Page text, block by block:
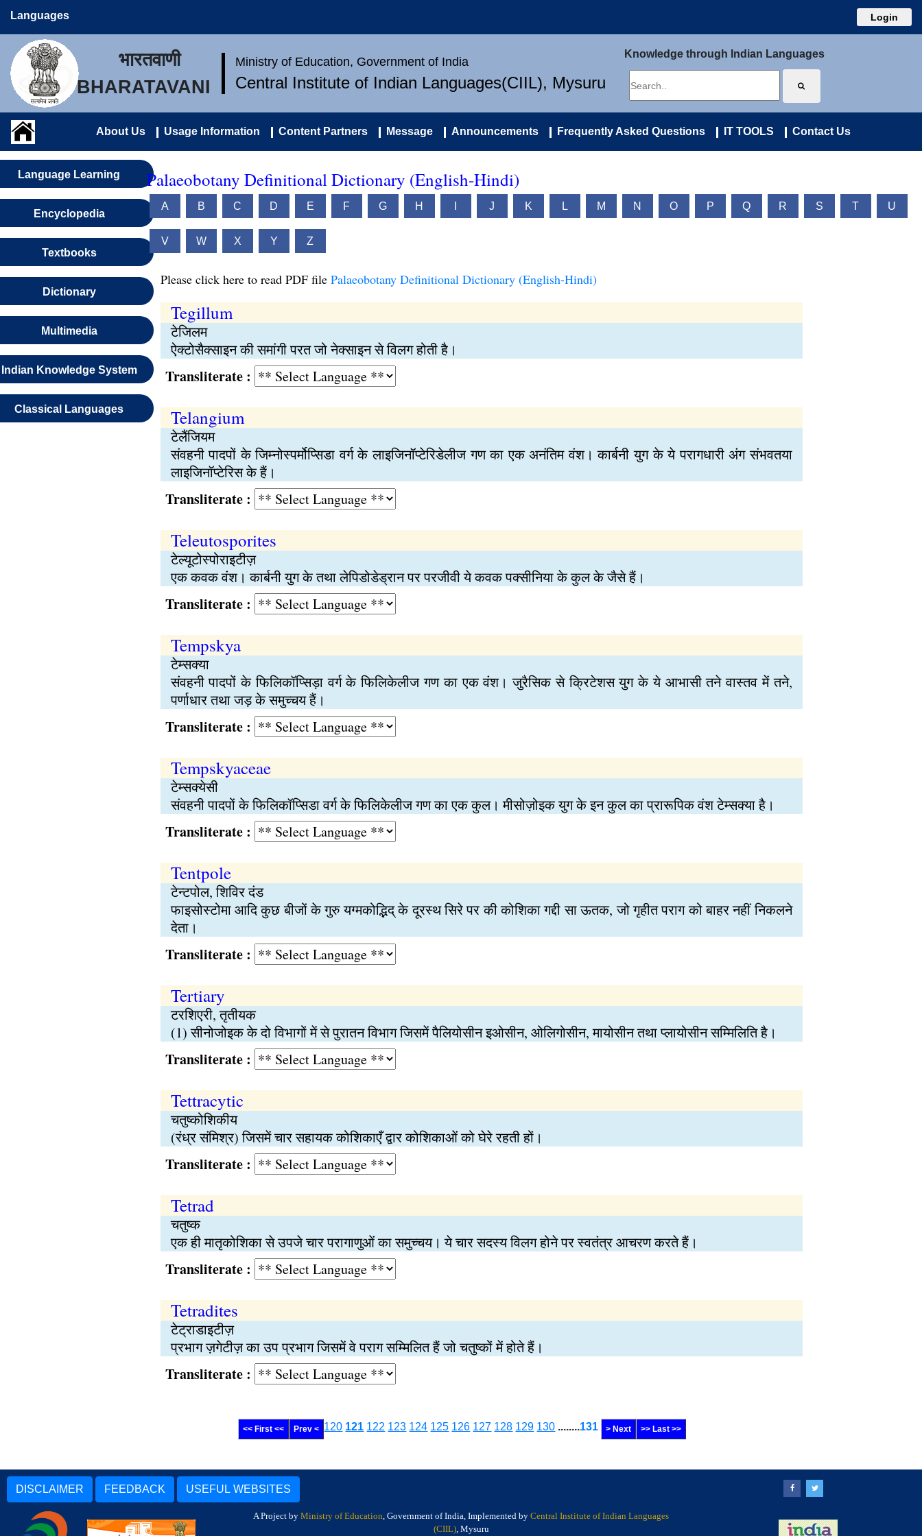
Languages Login
भारतवाणी
BHARATAVANI
Ministry of Education, Government of India
Central Institute of Indian Languages(CIIL), Mysuru
Knowledge through Indian Languages
About Us Usage Information Content Partners Message Announcements Frequently Asked Questions IT TOOLS Contact Us
Language Learning
Encyclopedia
Textbooks
Dictionary
Multimedia
Indian Knowledge System
Classical Languages
Palaeobotany Definitional Dictionary (English-Hindi)
A B C D E F G H J K L M N O P Q R S T U
V W X Y Z
Please click here to read PDF file Palaeobotany Definitional Dictionary (English-Hindi)
Tegillum
टेजिलम
ऐक्टोसैक्साइन की समांगी परत जो नेक्साइन से विलग होती है।
Transliterate :
Telangium
टेलैंजियम
संवहनी पादपों के जिम्नोस्पर्मोप्सिडा वर्ग के लाइजिनॉप्टेरिडेलीज गण का एक अनंतिम वंश। कार्बनी युग के ये परागधारी अंग संभवतया
लाइजिनॉप्टेरिस के हैं।
Transliterate :
Teleutosporites
टेल्यूटोस्पोराइटीज़
एक कवक वंश। कार्बनी युग के तथा लेपिडोडेड्रान पर परजीवी ये कवक पक्सीनिया के कुल के जैसे हैं।
Transliterate :
Tempskya
टेम्सक्या
संवहनी पादपों के फिलिकॉप्सिड़ा वर्ग के फिलिकेलीज गण का एक वंश। जुरैसिक से क्रिटेशस युग के ये आभासी तने वास्तव में तने,
पर्णाधार तथा जड़ के समुच्चय हैं।
Transliterate :
Tempskyaceae
टेम्सक्येसी
संवहनी पादपों के फिलिकॉप्सिडा वर्ग के फिलिकेलीज गण का एक कुल। मीसोज़ोइक युग के इन कुल का प्रारूपिक वंश टेम्सक्या है।
Transliterate :
Tentpole
टेन्टपोल, शिविर दंड
फाइसोस्टोमा आदि कुछ बीजों के गुरु यग्मकोद्भिद् के दूरस्थ सिरे पर की कोशिका गद्दी सा ऊतक, जो गृहीत पराग को बाहर नहीं निकलने
देता।
Transliterate :
Tertiary
टरशिएरी, तृतीयक
(1) सीनोजोइक के दो विभागों में से पुरातन विभाग जिसमें पैलियोसीन इओसीन, ओलिगोसीन, मायोसीन तथा प्लायोसीन सम्मिलिति है।
Transliterate :
Tettracytic
चतुष्कोशिकीय
(रंध्र संमिश्र) जिसमें चार सहायक कोशिकाएँ द्वार कोशिकाओं को घेरे रहती हों।
Transliterate :
Tetrad
चतुष्क
एक ही मातृकोशिका से उपजे चार परागाणुओं का समुच्चय। ये चार सदस्य विलग होने पर स्वतंत्र आचरण करते हैं।
Transliterate :
Tetradites
टेट्राडाइटीज़
प्रभाग ज़गेटीज़ का उप प्रभाग जिसमें वे पराग सम्मिलित हैं जो चतुष्कों में होते हैं।
Transliterate :
<< First << Prev < 120 121 122 123 124 125 126 127 128 129 130 ........131 > Next >> Last >>
DISCLAIMER FEEDBACK USEFUL WEBSITES
A Project by Ministry of Education, Government of India, Implemented by Central Institute of Indian Languages
(CIIL), Mysuru